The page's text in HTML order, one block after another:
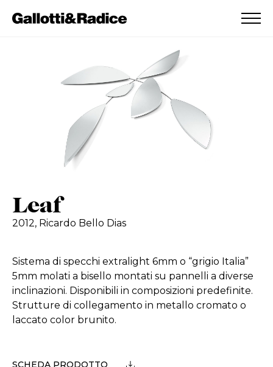
AGGIUNTO ALLA WISHLIST
Leaf
2012, Ricardo Bello Dias
Sistema di specchi extralight 6mm o “grigio Italia”
5mm molati a bisello montati su pannelli a diverse
inclinazioni. Disponibili in composizioni predefinite.
Strutture di collegamento in metallo cromato o
laccato color brunito.
SCHEDA PRODOTTO